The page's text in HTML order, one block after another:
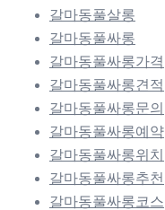
갈마동풀살롱
갈마동풀싸롱
갈마동풀싸롱가격
갈마동풀싸롱견적
갈마동풀싸롱문의
갈마동풀싸롱예약
갈마동풀싸롱위치
갈마동풀싸롱추천
갈마동풀싸롱코스